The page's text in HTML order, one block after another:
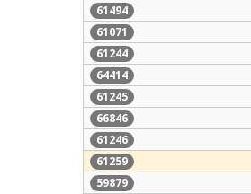
61494
61071
61244
64414
61245
66846
61246
61259
59879